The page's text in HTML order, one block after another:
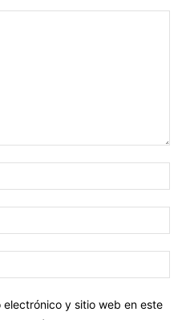
y sitio web en este